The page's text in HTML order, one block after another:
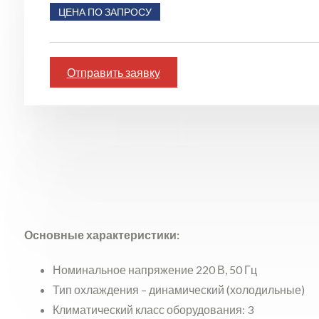
ЦЕНА ПО ЗАПРОСУ
Отправить заявку
Основные характеристики:
Номинальное напряжение 220 В, 50 Гц
Тип охлаждения – динамический (холодильные)
Климатический класс оборудования: 3